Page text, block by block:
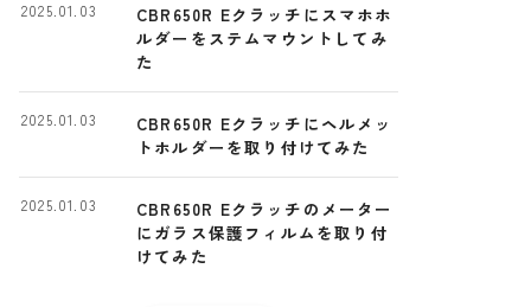
CBR650R Eクラッチにスマホホ
ルダーをステムマウントしてみ
た
2025.01.03
CBR650R Eクラッチにヘルメッ
トホルダーを取り付けてみた
2025.01.03
CBR650R Eクラッチのメーター
にガラス保護フィルムを取り付
けてみた
2025.01.03